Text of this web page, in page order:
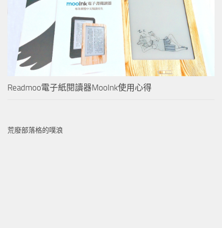
Readmoo電子紙閱讀器MooInk使用心得
荒廢部落格的噗浪